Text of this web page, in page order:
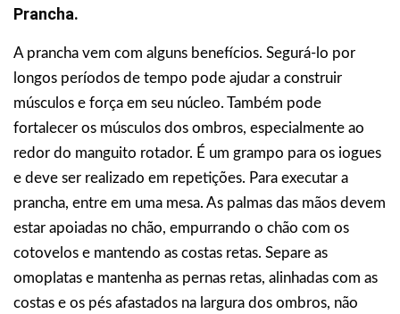
Prancha.
A prancha vem com alguns benefícios. Segurá-lo por
longos períodos de tempo pode ajudar a construir
músculos e força em seu núcleo. Também pode
fortalecer os músculos dos ombros, especialmente ao
redor do manguito rotador. É um grampo para os iogues
e deve ser realizado em repetições. Para executar a
prancha, entre em uma mesa. As palmas das mãos devem
estar apoiadas no chão, empurrando o chão com os
cotovelos e mantendo as costas retas. Separe as
omoplatas e mantenha as pernas retas, alinhadas com as
costas e os pés afastados na largura dos ombros, não